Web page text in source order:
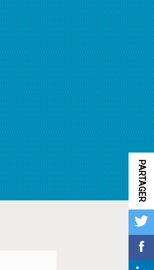
PARTAGER
touch
and
swipe
gestures.